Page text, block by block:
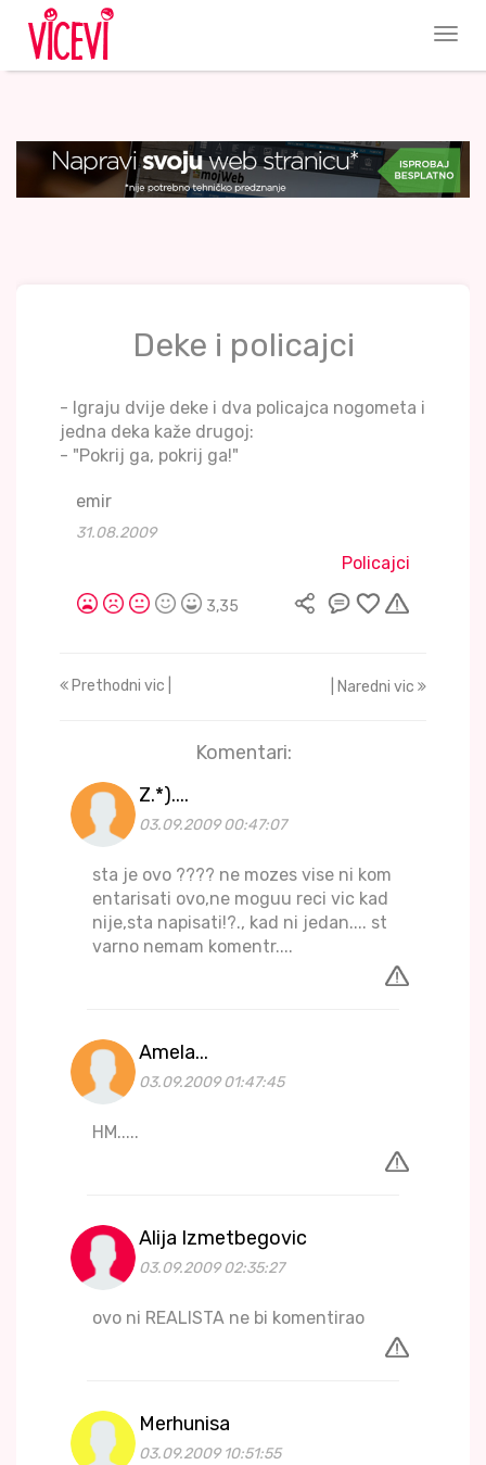
Deke i policajci
- Igraju dvije deke i dva policajca nogometa i
jedna deka kaže drugoj:
- "Pokrij ga, pokrij ga!"
emir
31.08.2009
Policajci
3,35
Prethodni vic | | Naredni vic
Komentari:
Z.*)....
03.09.2009 00:47:07
sta je ovo ???? ne mozes vise ni kom
entarisati ovo,ne moguu reci vic kad
nije,sta napisati!?., kad ni jedan.... st
varno nemam komentr....
Amela...
03.09.2009 01:47:45
HM.....
Alija Izmetbegovic
03.09.2009 02:35:27
ovo ni REALISTA ne bi komentirao
Merhunisa
03.09.2009 10:51:55